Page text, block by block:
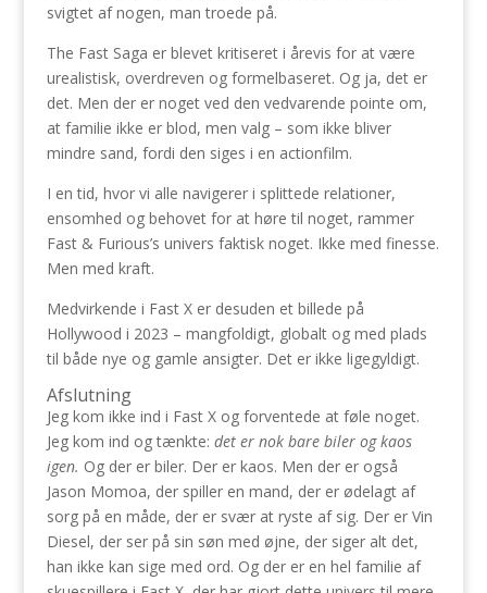
svigtet af nogen, man troede på.
The Fast Saga er blevet kritiseret i årevis for at være
urealistisk, overdreven og formelbaseret. Og ja, det er
det. Men der er noget ved den vedvarende pointe om,
at familie ikke er blod, men valg – som ikke bliver
mindre sand, fordi den siges i en actionfilm.
I en tid, hvor vi alle navigerer i splittede relationer,
ensomhed og behovet for at høre til noget, rammer
Fast & Furious’s univers faktisk noget. Ikke med finesse.
Men med kraft.
Medvirkende i Fast X er desuden et billede på
Hollywood i 2023 – mangfoldigt, globalt og med plads
til både nye og gamle ansigter. Det er ikke ligegyldigt.
Afslutning
Jeg kom ikke ind i Fast X og forventede at føle noget.
Jeg kom ind og tænkte: det er nok bare biler og kaos
igen. Og der er biler. Der er kaos. Men der er også
Jason Momoa, der spiller en mand, der er ødelagt af
sorg på en måde, der er svær at ryste af sig. Der er Vin
Diesel, der ser på sin søn med øjne, der siger alt det,
han ikke kan sige med ord. Og der er en hel familie af